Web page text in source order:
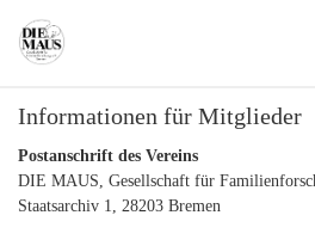
main
Informationen für Mitglieder
Postanschrift des Vereins
DIE MAUS, Gesellschaft für
Staatsarchiv 1, 28203 Bremen